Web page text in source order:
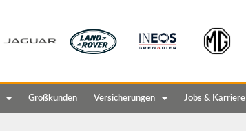
Großkunden Versicherungen Jobs & Karriere